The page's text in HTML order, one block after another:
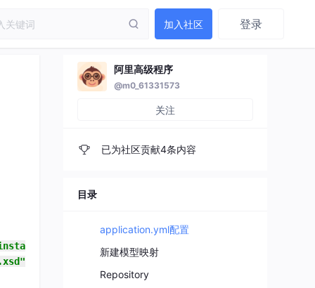
加入社区 登录
阿里高级程序
@m0_61331573
关注
已为社区贡献4条内容
目录
application.yml配置
新建模型映射
Repository